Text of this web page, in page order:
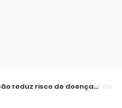
reduz risco de doença